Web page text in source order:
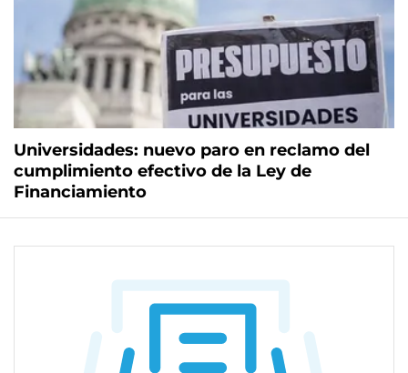
Universidades: nuevo paro en reclamo del
cumplimiento efectivo de la Ley de
Financiamiento